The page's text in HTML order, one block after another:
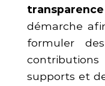
transparence
démarche
formuler
supports et